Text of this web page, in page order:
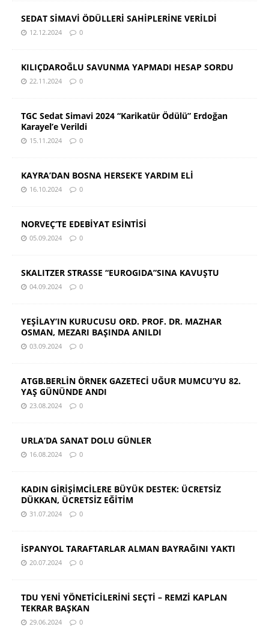
SEDAT SİMAVİ ÖDÜLLERİ SAHİPLERİNE VERİLDİ
12.12.2024 0
KILIÇDAROĞLU SAVUNMA YAPMADI HESAP SORDU
22.11.2024 0
TGC Sedat Simavi 2024 “Karikatür Ödülü” Erdoğan
Karayel’e Verildi
15.11.2024 0
KAYRA’DAN BOSNA HERSEK’E YARDIM ELİ
16.10.2024 0
NORVEÇ’TE EDEBİYAT ESİNTİSİ
05.09.2024 0
SKALITZER STRASSE “EUROGIDA”SINA KAVUŞTU
04.09.2024 0
YEŞİLAY’IN KURUCUSU ORD. PROF. DR. MAZHAR
OSMAN, MEZARI BAŞINDA ANILDI
03.09.2024 0
ATGB.BERLİN ÖRNEK GAZETECİ UĞUR MUMCU’YU 82.
YAŞ GÜNÜNDE ANDI
23.08.2024 0
URLA’DA SANAT DOLU GÜNLER
16.08.2024 0
KADIN GİRİŞİMCİLERE BÜYÜK DESTEK: ÜCRETSİZ
DÜKKAN, ÜCRETSİZ EĞİTİM
31.07.2024 0
İSPANYOL TARAFTARLAR ALMAN BAYRAĞINI YAKTI
20.07.2024 0
TDU YENİ YÖNETİCİLERİNİ SEÇTİ – REMZİ KAPLAN
TEKRAR BAŞKAN
29.06.2024 0